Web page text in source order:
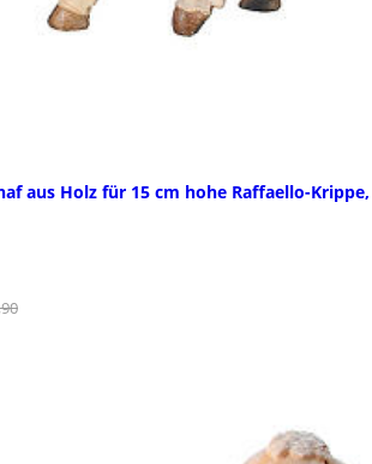
aus Holz für 15 cm hohe Raffaello-Krippe,